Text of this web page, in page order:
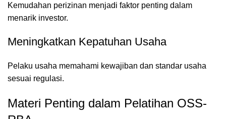
Kemudahan perizinan menjadi faktor penting dalam
menarik investor.
Meningkatkan Kepatuhan Usaha
Pelaku usaha memahami kewajiban dan standar usaha
sesuai regulasi.
Materi Penting dalam Pelatihan OSS-